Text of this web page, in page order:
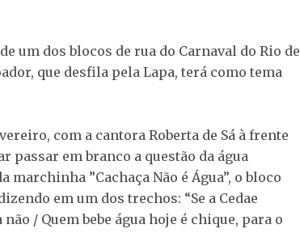
um dos blocos de rua do Carnaval do Rio de
que desfila pela Lapa, terá como tema
com a cantora Roberta de Sá à frente
passar em branco a questão da água
”Cachaça Não é Água”, o bloco
em um dos trechos: “Se a Cedae
/ Quem bebe água hoje é chique, para o